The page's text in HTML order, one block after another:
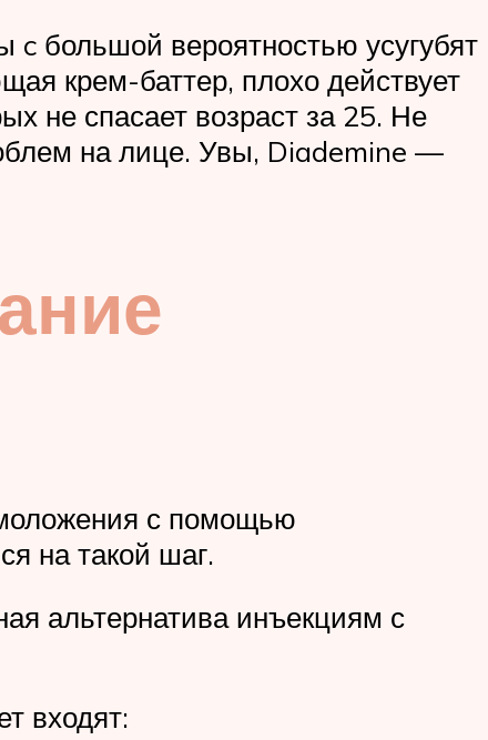
большой вероятностью усугубят
крем-баттер, плохо действует
не спасает возраст за 25. Не
на лице. Увы, Diademine —
с помощью
на такой шаг.
альтернатива инъекциям с
входят: